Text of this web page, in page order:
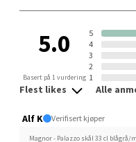
5.0
Basert på 1 vurdering
5
4
3
2
1
Flest likes Alle
Alf K Verifisert kjøper
Magnor - Palazzo skål 33 cl blågrå/
Sortland -
Strangata 26, 8400